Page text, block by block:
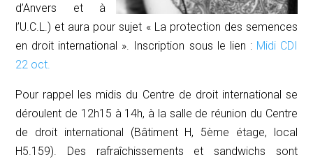
d’Anvers et à
l’U.C.L.) et aura pour sujet « La protection des semences
en droit international ». Inscription sous le lien : Midi CDI
22 oct.
Pour rappel les midis du Centre de droit international se
déroulent de 12h15 à 14h, à la salle de réunion du Centre
de droit international (Bâtiment H, 5ème étage, local
H5.159). Des rafraîchissements et sandwichs sont